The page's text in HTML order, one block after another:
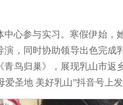
心参与实习。寒假伊始，
，同时协助领导出色完成
鸟归巢》，展现乳山市返
圣地 美好乳山”抖音号上